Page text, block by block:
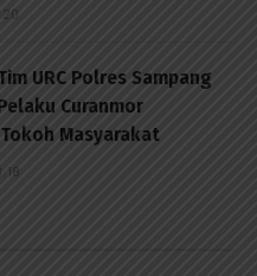
URC Polres Sampang
Curanmor
Masyarakat